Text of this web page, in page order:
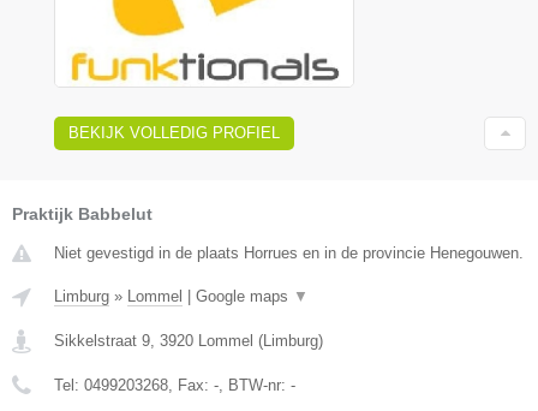
BEKIJK VOLLEDIG PROFIEL
Praktijk Babbelut
Niet gevestigd in de plaats Horrues en in de provincie Henegouwen.
Limburg » Lommel Google maps ▼
Sikkelstraat 9 3920 Lommel ( Limburg)
Tel: 0499203268 , Fax: - , BTW-nr: -